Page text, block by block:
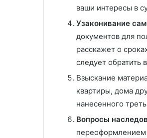
ваши интересы в
Узаконивание
документов для
расскажет о
следует обратить
Взыскание
квартиры, дома
нанесенного
Вопросы
переоформлением